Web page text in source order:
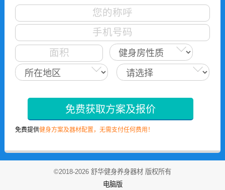
免费获取方案及报价
免费提供健身方案及器材配置，无需支付任何费用！
©2018-2026 舒华健身养身器材 版权所有
电脑版